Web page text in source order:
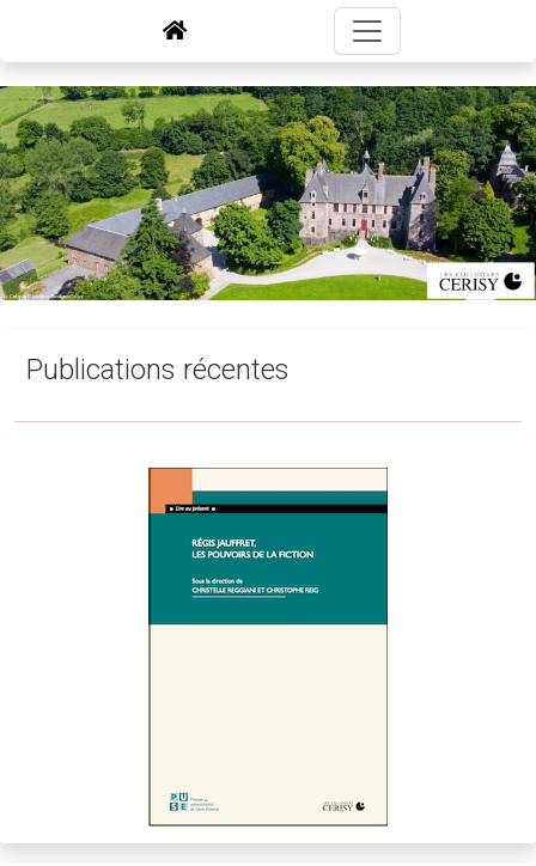
Publications récentes